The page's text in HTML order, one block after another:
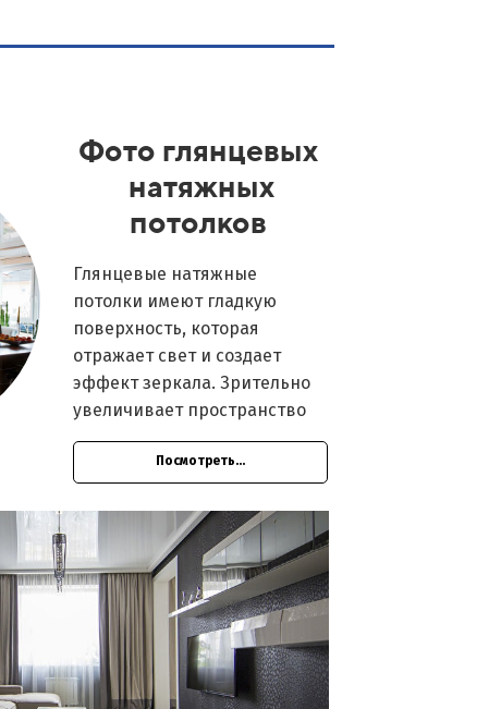
Фото глянцевых
натяжных
потолков
Глянцевые натяжные
потолки имеют гладкую
поверхность, которая
отражает свет и создает
эффект зеркала. Зрительно
увеличивает пространство
Посмотреть...